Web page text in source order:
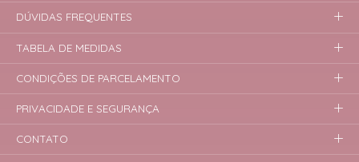
DÚVIDAS FREQUENTES
TABELA DE MEDIDAS
CONDIÇÕES DE PARCELAMENTO
PRIVACIDADE E SEGURANÇA
CONTATO